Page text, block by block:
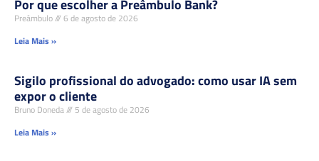
Por que escolher a Preâmbulo Bank?
Preâmbulo
6 de agosto de 2026
Leia Mais »
Sigilo profissional do advogado: como usar IA sem
expor o cliente
Bruno Doneda
5 de agosto de 2026
Leia Mais »